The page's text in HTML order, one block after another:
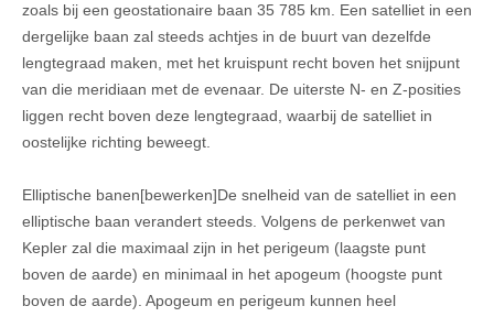
zoals bij een geostationaire baan 35 785 km. Een satelliet in een
dergelijke baan zal steeds achtjes in de buurt van dezelfde
lengtegraad maken, met het kruispunt recht boven het snijpunt
van die meridiaan met de evenaar. De uiterste N- en Z-posities
liggen recht boven deze lengtegraad, waarbij de satelliet in
oostelijke richting beweegt.
Elliptische banen[bewerken]De snelheid van de satelliet in een
elliptische baan verandert steeds. Volgens de perkenwet van
Kepler zal die maximaal zijn in het perigeum (laagste punt
boven de aarde) en minimaal in het apogeum (hoogste punt
boven de aarde). Apogeum en perigeum kunnen heel